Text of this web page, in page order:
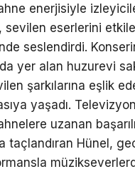
enerjisiyle
sevilen eserlerini
seslendirdi.
yer alan huzurevi
şarkılarına eşlik
yaşadı. Televizyon
uzanan
taçlandıran Hünel,